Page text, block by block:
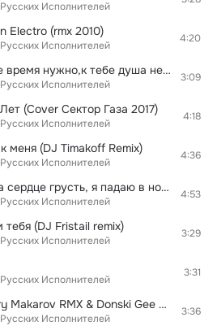
Исполнителей
Electro (rmx 2010)
Исполнителей
4:20
Прости меня,мне время нужно,к тебе душа неравнодушна (Remix 2010)
Исполнителей
3:09
(Сover Сектор Газа 2017)
Исполнителей
4:18
меня (DJ Timakoff Remix)
Исполнителей
4:36
Пусть сегодня на сердце грусть, я падаю в ночь без чувств....(Dfm mix 2010)
Исполнителей
4:53
(DJ Fristail remix)
Исполнителей
3:29
Исполнителей
3:31
Дни и Ночи (Andry Makarov RMX & Donski Gee Remake)
Исполнителей
3:36